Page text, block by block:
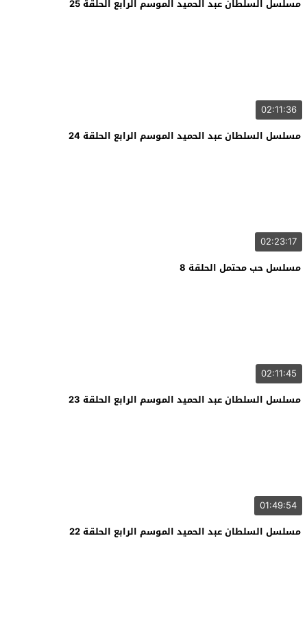
مسلسل السلطان عبد الحميد الموسم الرابع الحلقة 25
02:11:36
مسلسل السلطان عبد الحميد الموسم الرابع الحلقة 24
02:23:17
مسلسل حب محتمل الحلقة 8
02:11:45
مسلسل السلطان عبد الحميد الموسم الرابع الحلقة 23
01:49:54
مسلسل السلطان عبد الحميد الموسم الرابع الحلقة 22